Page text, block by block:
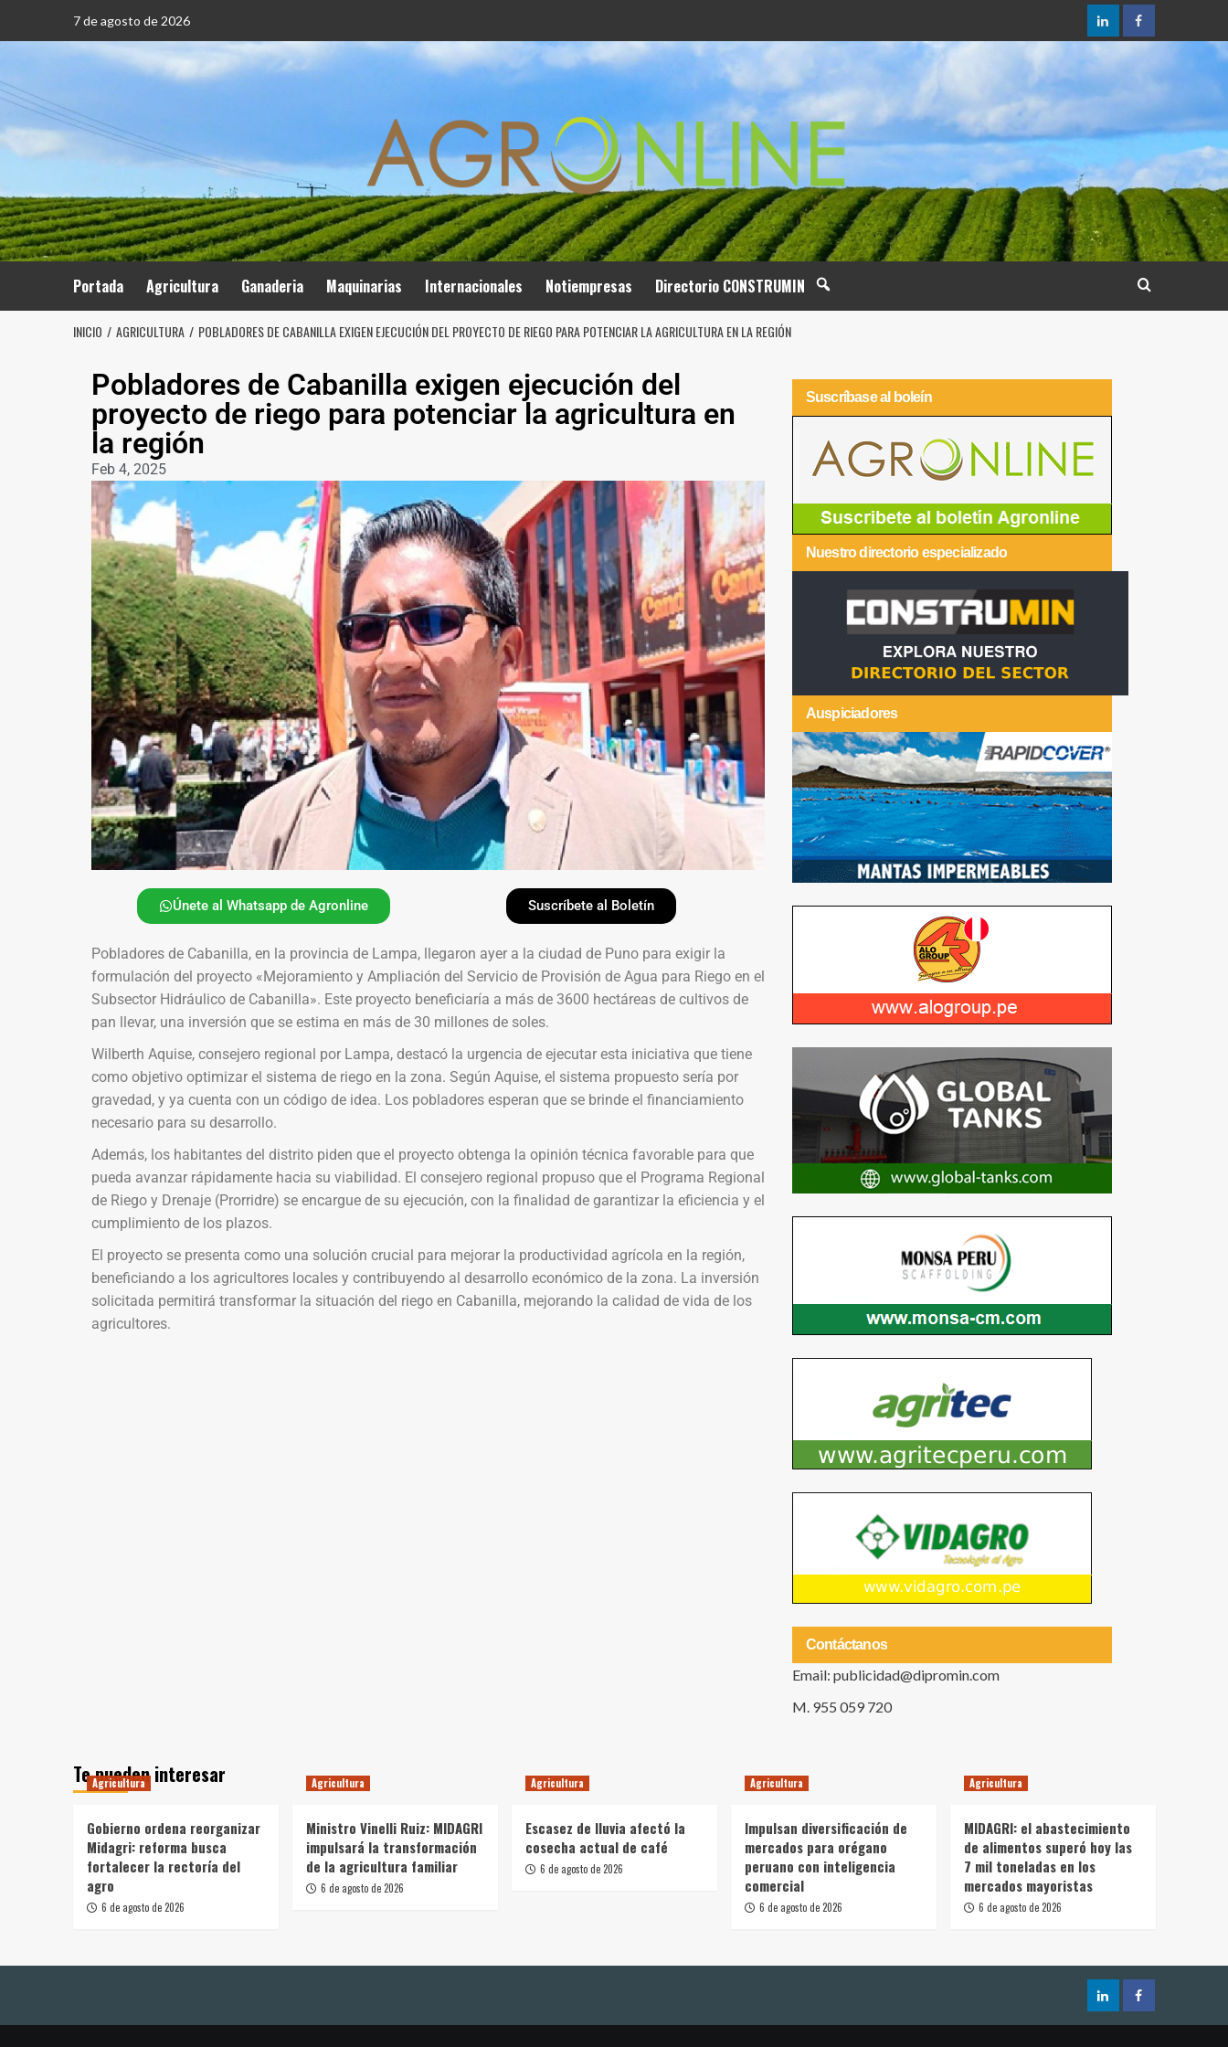
7 de agosto de 2026
Portada Agricultura Ganaderia Maquinarias Internacionales Notiempresas Directorio CONSTRUMIN
INICIO AGRICULTURA POBLADORES DE CABANILLA EXIGEN EJECUCIÓN DEL PROYECTO DE RIEGO PARA POTENCIAR LA AGRICULTURA EN LA REGIÓN
Pobladores de Cabanilla exigen ejecución del
proyecto de riego para potenciar la agricultura en
la región
Feb 4, 2025
Únete al Whatsapp de Agronline Suscríbete al Boletín
Pobladores de Cabanilla, en la provincia de Lampa, llegaron ayer a la ciudad de Puno para exigir la
formulación del proyecto «Mejoramiento y Ampliación del Servicio de Provisión de Agua para Riego en el
Subsector Hidráulico de Cabanilla». Este proyecto beneficiaría a más de 3600 hectáreas de cultivos de
pan llevar, una inversión que se estima en más de 30 millones de soles.
Wilberth Aquise, consejero regional por Lampa, destacó la urgencia de ejecutar esta iniciativa que tiene
como objetivo optimizar el sistema de riego en la zona. Según Aquise, el sistema propuesto sería por
gravedad, y ya cuenta con un código de idea. Los pobladores esperan que se brinde el financiamiento
necesario para su desarrollo.
Además, los habitantes del distrito piden que el proyecto obtenga la opinión técnica favorable para que
pueda avanzar rápidamente hacia su viabilidad. El consejero regional propuso que el Programa Regional
de Riego y Drenaje (Prorridre) se encargue de su ejecución, con la finalidad de garantizar la eficiencia y el
cumplimiento de los plazos.
El proyecto se presenta como una solución crucial para mejorar la productividad agrícola en la región,
beneficiando a los agricultores locales y contribuyendo al desarrollo económico de la zona. La inversión
solicitada permitirá transformar la situación del riego en Cabanilla, mejorando la calidad de vida de los
agricultores.
Suscríbase al boleín
Nuestro directorio especializado
Auspiciadores
Contáctanos
Email: publicidad@dipromin.com
M. 955 059 720
Te pueden interesar
Agricultura
Gobierno ordena reorganizar
Midagri: reforma busca
fortalecer la rectoría del
agro
6 de agosto de 2026
Agricultura
Ministro Vinelli Ruiz: MIDAGRI
impulsará la transformación
de la agricultura familiar
6 de agosto de 2026
Agricultura
Escasez de lluvia afectó la
cosecha actual de café
6 de agosto de 2026
Agricultura
Impulsan diversificación de
mercados para orégano
peruano con inteligencia
comercial
6 de agosto de 2026
Agricultura
MIDAGRI: el abastecimiento
de alimentos superó hoy las
7 mil toneladas en los
mercados mayoristas
6 de agosto de 2026